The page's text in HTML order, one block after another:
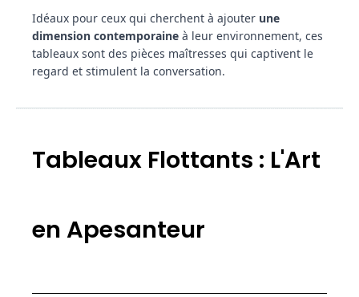
Idéaux pour ceux qui cherchent à ajouter une
dimension contemporaine à leur environnement, ces
tableaux sont des pièces maîtresses qui captivent le
regard et stimulent la conversation.
Tableaux Flottants : L'Art
en Apesanteur